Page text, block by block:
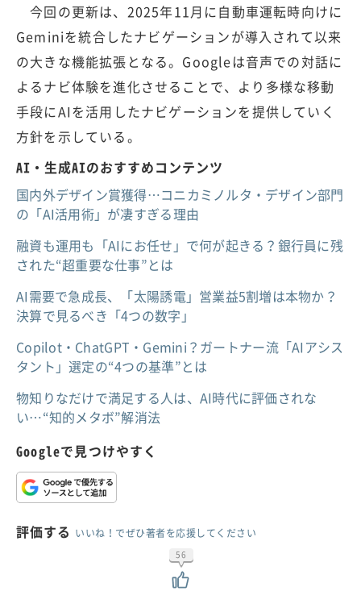
今回の更新は、2025年11月に自動車運転時向けに
Geminiを統合したナビゲーションが導入されて以来
の大きな機能拡張となる。Googleは音声での対話に
よるナビ体験を進化させることで、より多様な移動
手段にAIを活用したナビゲーションを提供していく
方針を示している。
AI・生成AIのおすすめコンテンツ
国内外デザイン賞獲得…コニカミノルタ・デザイン部門
の「AI活用術」が凄すぎる理由
融資も運用も「AIにお任せ」で何が起きる？銀行員に残
された“超重要な仕事”とは
AI需要で急成長、「太陽誘電」営業益5割増は本物か？
決算で見るべき「4つの数字」
Copilot・ChatGPT・Gemini？ガートナー流「AIアシス
タント」選定の“4つの基準”とは
物知りなだけで満足する人は、AI時代に評価されな
い…“知的メタボ”解消法
Googleで見つけやすく
評価する いいね！でぜひ著者を応援してください
56